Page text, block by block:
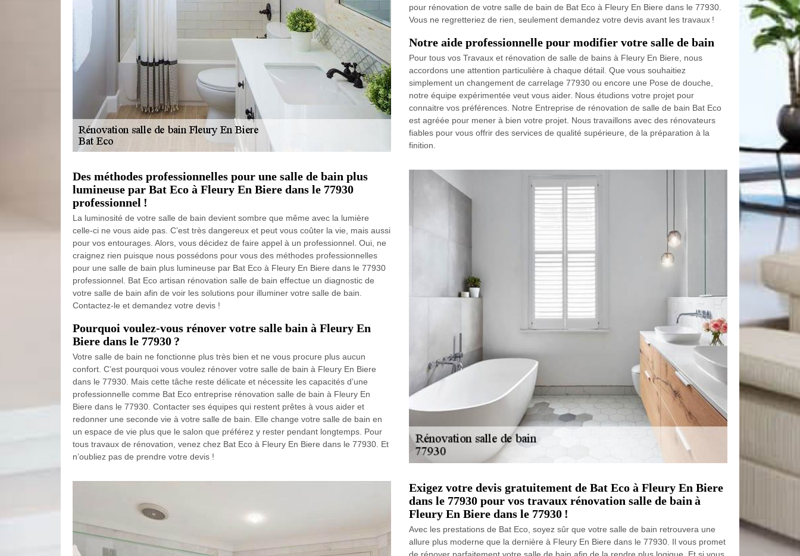
pour rénovation de votre salle de bain de Bat Eco à Fleury En Biere dans le 77930.
Vous ne regretteriez de rien, seulement demandez votre devis avant les travaux !
Notre aide professionnelle pour modifier votre salle de bain
Pour tous vos Travaux et rénovation de salle de bains à Fleury En Biere, nous
accordons une attention particulière à chaque détail. Que vous souhaitiez
simplement un changement de carrelage 77930 ou encore une Pose de douche,
notre équipe expérimentée veut vous aider. Nous étudions votre projet pour
connaitre vos préférences. Notre Entreprise de rénovation de salle de bain Bat Eco
est agréée pour mener à bien votre projet. Nous travaillons avec des rénovateurs
fiables pour vous offrir des services de qualité supérieure, de la préparation à la
finition.
Des méthodes professionnelles pour une salle de bain plus
lumineuse par Bat Eco à Fleury En Biere dans le 77930
professionnel !
La luminosité de votre salle de bain devient sombre que même avec la lumière
celle-ci ne vous aide pas. C’est très dangereux et peut vous coûter la vie, mais aussi
pour vos entourages. Alors, vous décidez de faire appel à un professionnel. Oui, ne
craignez rien puisque nous possédons pour vous des méthodes professionnelles
pour une salle de bain plus lumineuse par Bat Eco à Fleury En Biere dans le 77930
professionnel. Bat Eco artisan rénovation salle de bain effectue un diagnostic de
votre salle de bain afin de voir les solutions pour illuminer votre salle de bain.
Contactez-le et demandez votre devis !
Pourquoi voulez-vous rénover votre salle bain à Fleury En
Biere dans le 77930 ?
Votre salle de bain ne fonctionne plus très bien et ne vous procure plus aucun
confort. C’est pourquoi vous voulez rénover votre salle de bain à Fleury En Biere
dans le 77930. Mais cette tâche reste délicate et nécessite les capacités d’une
professionnelle comme Bat Eco entreprise rénovation salle de bain à Fleury En
Biere dans le 77930. Contacter ses équipes qui restent prêtes à vous aider et
redonner une seconde vie à votre salle de bain. Elle change votre salle de bain en
un espace de vie plus que le salon que préférez y rester pendant longtemps. Pour
tous travaux de rénovation, venez chez Bat Eco à Fleury En Biere dans le 77930. Et
n’oubliez pas de prendre votre devis !
Exigez votre devis gratuitement de Bat Eco à Fleury En Biere
dans le 77930 pour vos travaux rénovation salle de bain à
Fleury En Biere dans le 77930 !
Avec les prestations de Bat Eco, soyez sûr que votre salle de bain retrouvera une
allure plus moderne que la dernière à Fleury En Biere dans le 77930. Il vous promet